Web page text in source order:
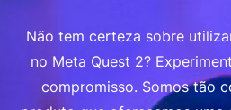
Não tem certeza sobre
no Meta Quest 2?
compromisso. Somos tão